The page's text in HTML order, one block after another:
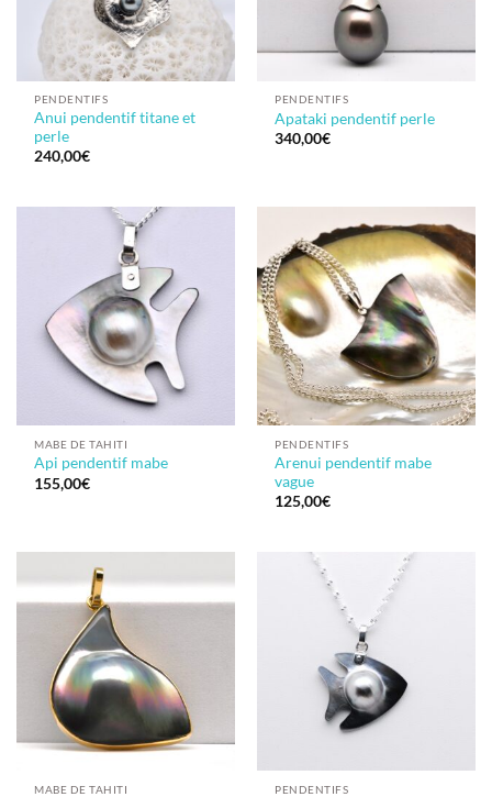
PENDENTIFS
Anui pendentif titane et
perle
240,00€
PENDENTIFS
Apataki pendentif perle
340,00€
MABE DE TAHITI
Api pendentif mabe
155,00€
PENDENTIFS
Arenui pendentif mabe
vague
125,00€
MABE DE TAHITI PENDENTIFS